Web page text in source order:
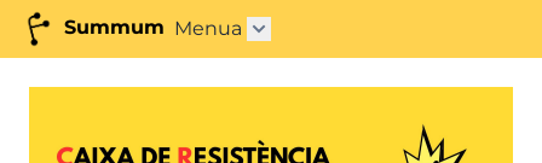
Summum Menua Azpimenua ireki"